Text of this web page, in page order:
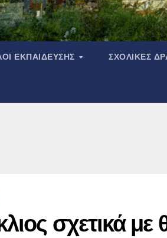
ΕΚΠΑΙΔΕΥΣΗΣ ΣΧΟΛΙΚΕΣ
σχετικά με